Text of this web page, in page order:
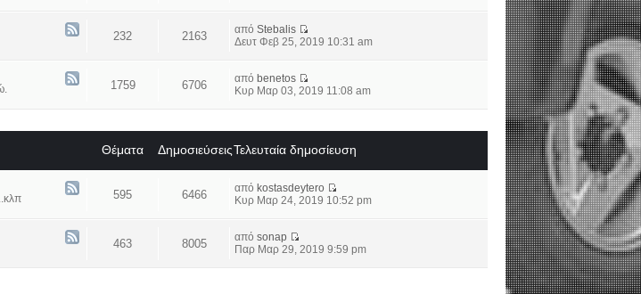
232 2163 απόStebalis
Δευτ Φεβ 25, 2019 10:31 am
1759 6706 από benetos
Κυρ Μαρ 03, 2019 11:08 am
Θέματα ΔημοσιεύσειςΤελευταία δημοσίευση
595 6466 από kostasdeytero
Κυρ Μαρ 24, 2019 10:52 pm
463 8005 απόsonap
Παρ Μαρ 29, 2019 9:59 pm